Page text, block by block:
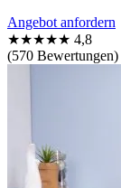
Angebot anfordern
★★★★★ 4,8
(570 Bewertungen)